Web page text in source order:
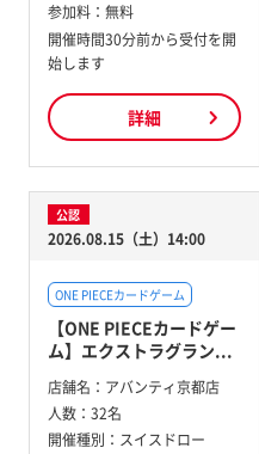
参加料： 無料
開催時間30分前から受付を開
始します
詳細
公認
2026.08.15（土）14:00
ONE PIECEカードゲーム
【ONE PIECEカードゲー
ム】エクストラグラン...
店舗名： アバンティ京都店
人数： 32名
開催種別： スイスドロー